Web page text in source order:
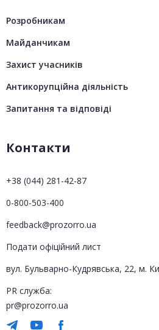
Розробникам
Майданчикам
Захист учасників
Антикорупційна діяльність
Запитання та відповіді
Контакти
+38 (044) 281-42-87
0-800-503-400
feedback@prozorro.ua
Подати офіційний лист
вул. Бульварно-Кудрявська, 22, м.
PR служба:
pr@prozorro.ua